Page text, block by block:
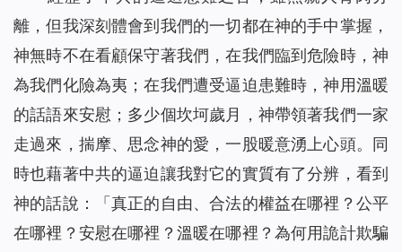
離，但我深刻體會到我們的一切都在神的手中掌握，
神無時不在看顧保守著我們，在我們臨到危險時，神
為我們化險為夷；在我們遭受逼迫患難時，神用溫暖
的話語來安慰；多少個坎坷歲月，神帶領著我們一家
走過來，揣摩、思念神的愛，一股暖意湧上心頭。同
時也藉著中共的逼迫讓我對它的實質有了分辨，看到
神的話說：「真正的自由、合法的權益在哪裡？公平
在哪裡？安慰在哪裡？溫暖在哪裡？為何用詭計欺騙